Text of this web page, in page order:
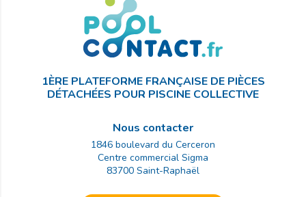
1ÈRE PLATEFORME FRANÇAISE DE PIÈCES
DÉTACHÉES POUR PISCINE COLLECTIVE
Nous contacter
1846 boulevard du Cerceron
Centre commercial Sigma
83700 Saint-Raphaël